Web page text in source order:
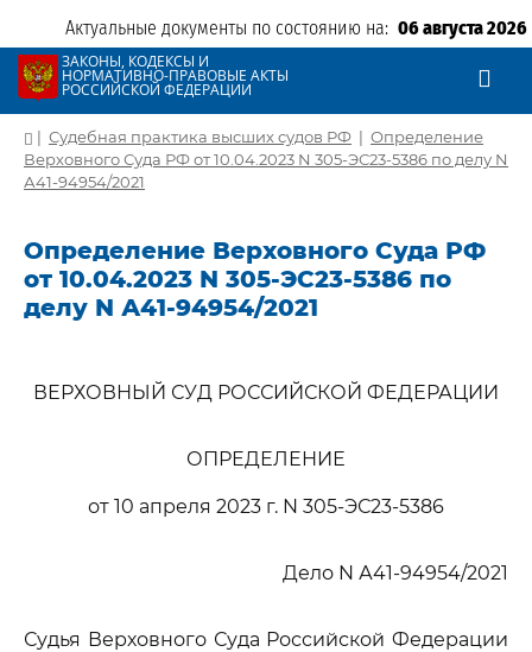
Актуальные документы по состоянию на: 06 августа 2026
ЗАКОНЫ, КОДЕКСЫ И
НОРМАТИВНО-ПРАВОВЫЕ АКТЫ
РОССИЙСКОЙ ФЕДЕРАЦИИ
| Судебная практика высших судов РФ | Определение
Верховного Суда РФ от 10.04.2023 N 305-ЭС23-5386 по делу N
А41-94954/2021
Определение Верховного Суда РФ
от 10.04.2023 N 305-ЭС23-5386 по
делу N А41-94954/2021
ВЕРХОВНЫЙ СУД РОССИЙСКОЙ ФЕДЕРАЦИИ
ОПРЕДЕЛЕНИЕ
от 10 апреля 2023 г. N 305-ЭС23-5386
Дело N А41-94954/2021
Судья Верховного Суда Российской Федерации